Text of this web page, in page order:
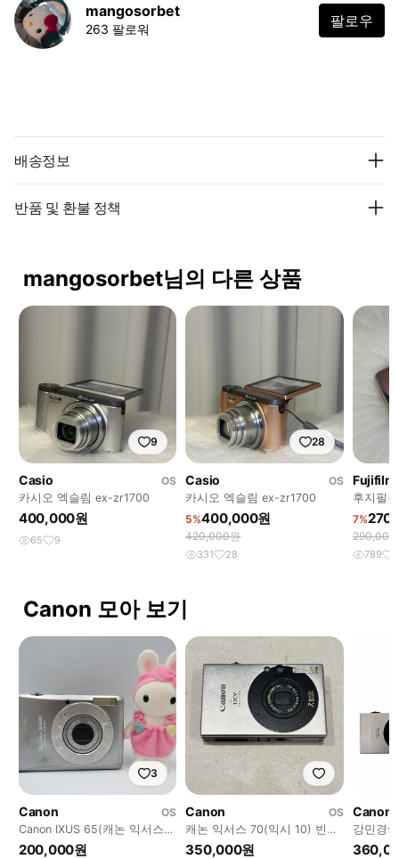
mangosorbet
263 팔로워 팔로우
배송정보
반품 및 환불 정책
mangosorbet님의 다른 상품
9
Casio
OS
카시오 엑슬림 ex-zr1700
400,000원
65 9
28
Casio
OS
카시오 엑슬림 ex-zr1700
5%400,000원
420,000원
331 28
Fujifilm
후지필
7%
290,000
789
Canon 모아 보기
3
Canon
OS
Canon IXUS 65(캐논 익서스
65/파워샷 SD630/익시 80)
200,000원
Canon
OS
캐논 익서스 70(익시 10) 빈티
지카메라 풀구성❕(작례0)
350,000원
Canon
강민경
70